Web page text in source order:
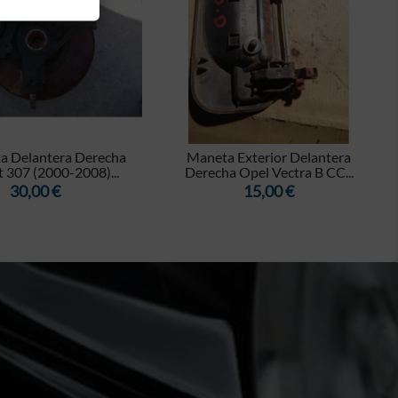
Delantera Derecha
307 (2000-2008)...
Precio
30,00 €
Maneta Exterior Delantera
Derecha Opel Vectra B CC...
Precio
15,00 €
